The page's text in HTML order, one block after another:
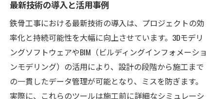
最新技術の導入と活用事例
鉄骨工事における最新技術の導入は、プロジェクトの効
率化と持続可能性を大幅に向上させています。3Dモデリ
ングソフトウェアやBIM（ビルディングインフォメーショ
ンモデリング）の活用により、設計の段階から施工まで
の一貫したデータ管理が可能となり、ミスを防ぎます。
実際に、これらのツールは施工前に詳細なシミュレーシ